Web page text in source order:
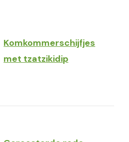
Komkommerschijfjes
met tzatzikidip